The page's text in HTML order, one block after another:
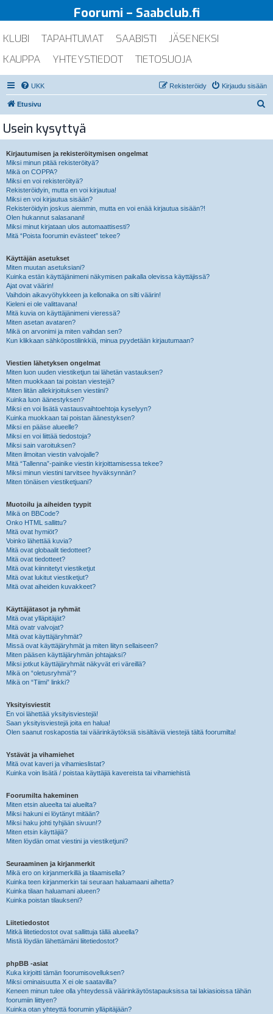
Foorumi – Saabclub.fi
KLUBI TAPAHTUMAT SAABISTI
JÄSENEKSI
KAUPPA
YHTEYSTIEDOT TIETOSUOJA
UKK Kirjaudu sisään
Rekisteröidy
Etusivu
Usein kysyttyä
Kirjautumisen ja rekisteröitymisen ongelmat
Miksi minun pitää rekisteröityä?
Mikä on COPPA?
Miksi en voi rekisteröityä?
Rekisteröidyin, mutta en voi kirjautua!
Miksi en voi kirjautua sisään?
Rekisteröidyin joskus aiemmin, mutta en voi enää kirjautua sisään?!
Olen hukannut salasanani!
Miksi minut kirjataan ulos automaattisesti?
Mitä “Poista foorumin evästeet” tekee?
Käyttäjän asetukset
Miten muutan asetuksiani?
Kuinka estän käyttäjänimeni näkymisen paikalla olevissa käyttäjissä?
Ajat ovat väärin!
Vaihdoin aikavyöhykkeen ja kellonaika on silti väärin!
Kieleni ei ole valittavana!
Mitä kuvia on käyttäjänimeni vieressä?
Miten asetan avataren?
Mikä on arvonimi ja miten vaihdan sen?
Kun klikkaan sähköpostilinkkiä, minua pyydetään kirjautumaan?
Viestien lähetyksen ongelmat
Miten luon uuden viestiketjun tai lähetän vastauksen?
Miten muokkaan tai poistan viestejä?
Miten liitän allekirjoituksen viestiini?
Kuinka luon äänestyksen?
Miksi en voi lisätä vastausvaihtoehtoja kyselyyn?
Kuinka muokkaan tai poistan äänestyksen?
Miksi en pääse alueelle?
Miksi en voi liittää tiedostoja?
Miksi sain varoituksen?
Miten ilmoitan viestin valvojalle?
Mitä “Tallenna”-painike viestin kirjoittamisessa tekee?
Miksi minun viestini tarvitsee hyväksynnän?
Miten tönäisen viestiketjuani?
Muotoilu ja aiheiden tyypit
Mikä on BBCode?
Onko HTML sallittu?
Mitä ovat hymiöt?
Voinko lähettää kuvia?
Mitä ovat globaalit tiedotteet?
Mitä ovat tiedotteet?
Mitä ovat kiinnitetyt viestiketjut
Mitä ovat lukitut viestiketjut?
Mitä ovat aiheiden kuvakkeet?
Käyttäjätasot ja ryhmät
Mitä ovat ylläpitäjät?
Mitä ovatr valvojat?
Mitä ovat käyttäjäryhmät?
Missä ovat käyttäjäryhmät ja miten liityn sellaiseen?
Miten pääsen käyttäjäryhmän johtajaksi?
Miksi jotkut käyttäjäryhmät näkyvät eri väreillä?
Mikä on “oletusryhmä”?
Mikä on “Tiimi” linkki?
Yksityisviestit
En voi lähettää yksityisviestejä!
Saan yksityisviestejä joita en halua!
Olen saanut roskapostia tai väärinkäytöksiä sisältäviä viestejä tältä foorumilta!
Ystävät ja vihamiehet
Mitä ovat kaveri ja vihamieslistat?
Kuinka voin lisätä / poistaa käyttäjiä kavereista tai vihamiehistä
Foorumilta hakeminen
Miten etsin alueelta tai alueilta?
Miksi hakuni ei löytänyt mitään?
Miksi haku johti tyhjään sivuun!?
Miten etsin käyttäjiä?
Miten löydän omat viestini ja viestiketjuni?
Seuraaminen ja kirjanmerkit
Mikä ero on kirjanmerkillä ja tilaamisella?
Kuinka teen kirjanmerkin tai seuraan haluamaani aihetta?
Kuinka tilaan haluamani alueen?
Kuinka poistan tilaukseni?
Liitetiedostot
Mitkä liitetiedostot ovat sallittuja tällä alueella?
Mistä löydän lähettämäni liitetiedostot?
phpBB -asiat
Kuka kirjoitti tämän foorumisovelluksen?
Miksi ominaisuutta X ei ole saatavilla?
Keneen minun tulee olla yhteydessä väärinkäytöstapauksissa tai lakiasioissa tähän
foorumiin liittyen?
Kuinka otan yhteyttä foorumin ylläpitäjään?